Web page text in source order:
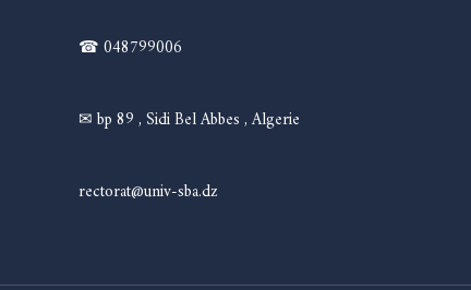
☎ 048799006
✉ bp 89 , Sidi Bel Abbes , Algerie
rectorat@univ-sba.dz